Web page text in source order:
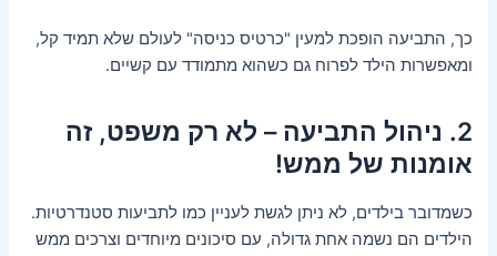
כך, התביעה הופכת למעין "כרטיס כניסה" לעולם שלא תמיד קל,
ומאפשרות הילד לפרוח גם כשהוא מתמודד עם קשיים.
2. ניהול התביעה – לא רק משפט, זה
אומנות של ממש!
כשמדובר בילדים, לא ניתן לגשת לעניין כמו לתביעות סטנדרטיות.
הילדים הם נשמה אחת גדולה, עם סיכונים מיוחדים וצרכים ממש